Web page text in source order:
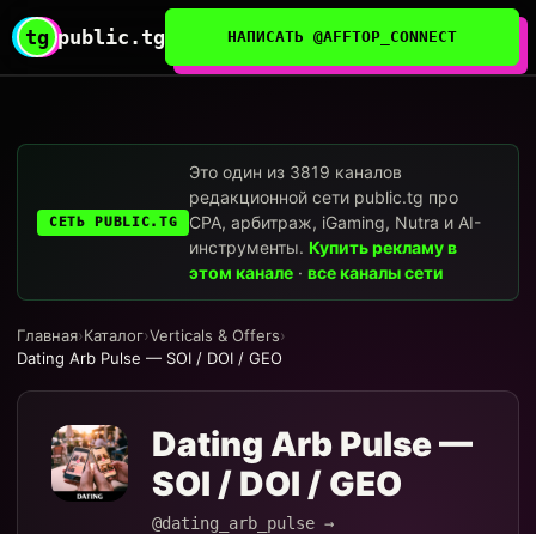
tg public.tg НАПИСАТЬ @AFFTOP_CONNECT
СЕТЬ PUBLIC.TG
Это один из 3819 каналов
редакционной сети public.tg про
CPA, арбитраж, iGaming, Nutra и AI-
инструменты.Купить рекламу в
этом канале ·все каналы сети
Главная›Каталог›Verticals & Offers›
Dating Arb Pulse — SOI / DOI / GEO
Dating Arb Pulse —
SOI / DOI / GEO
@dating_arb_pulse →